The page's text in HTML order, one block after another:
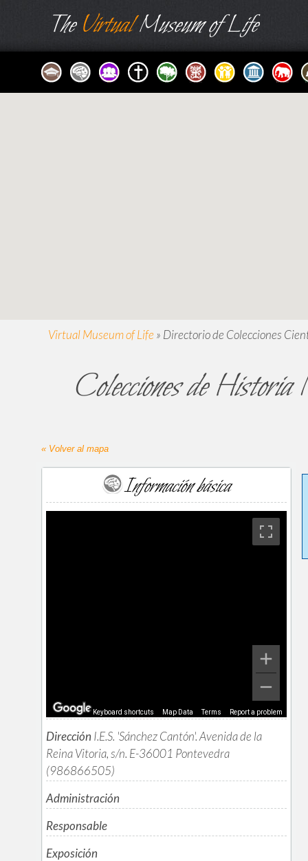
TheVirtualMuseum of Life
Virtual Museum of Life » Directorio de Colecciones
Colecciones de
« Volver al mapa
Información básica
Keyboard shortcuts Map Data Terms Report a problem
Dirección I.E.S. 'Sánchez Cantón'. Avenida de la
Reina Vitoria, s/n. E-36001 Pontevedra
(986866505)
Administración
Responsable
Exposición